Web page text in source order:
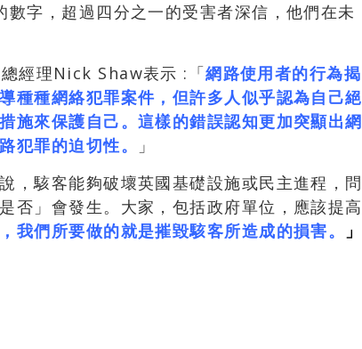
字，超過四分之一的受害者深信，他們在未
經理Nick Shaw表示 :「網路使用者的行為揭
種種網絡犯罪案件，但許多人似乎認為自己絕
施來保護自己。這樣的錯誤認知更加突顯出網
犯罪的迫切性。
」
，駭客能夠破壞英國基礎設施或民主進程，問
否」會發生。大家，包括政府單位，應該提高
我們所要做的就是摧毀駭客所造成的損害。 」